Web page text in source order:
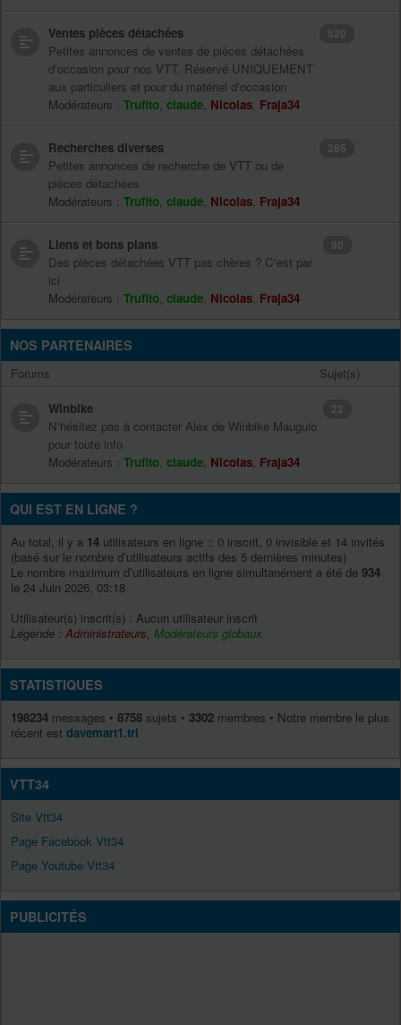
Ventes pièces détachées
Petites annonces de ventes de pièces détachées
d'occasion pour nos VTT. Réservé UNIQUEMENT
aux particuliers et pour du matériel d'occasion
Modérateurs : Trufito, claude, Nicolas, Fraja34
520
Recherches diverses
Petites annonces de recherche de VTT ou de
pièces détachées
Modérateurs : Trufito, claude, Nicolas, Fraja34
285
Liens et bons plans
Des pièces détachées VTT pas chères ? C'est par
ici
Modérateurs : Trufito, claude, Nicolas, Fraja34
90
NOS PARTENAIRES
Forums Sujet(s)
Winbike
N'hésitez pas à contacter Alex de Winbike Mauguio
pour toute info
Modérateurs : Trufito, claude, Nicolas, Fraja34
22
QUI EST EN LIGNE ?
Au total, il y a 14 utilisateurs en ligne :: 0 inscrit, 0 invisible et 14 invités
(basé sur le nombre d’utilisateurs actifs des 5 dernières minutes)
Le nombre maximum d’utilisateurs en ligne simultanément a été de 934
le 24 Juin 2026, 03:18
Utilisateur(s) inscrit(s) : Aucun utilisateur inscrit
Légende : Administrateurs, Modérateurs globaux
STATISTIQUES
198234 messages • 8758 sujets • 3302 membres • Notre membre le plus
récent est davemart1.tri
VTT34
Site Vtt34
Page Facebook Vtt34
Page Youtube Vtt34
PUBLICITÉS